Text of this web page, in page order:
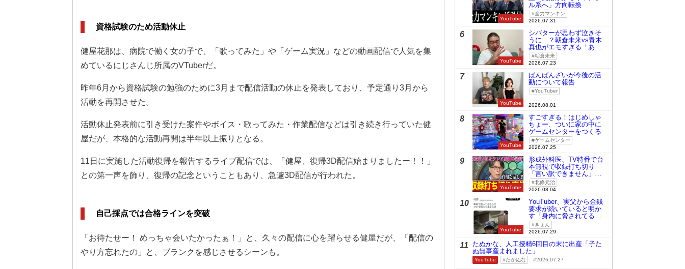
資格試験のため活動休止
健屋花那は、病院で働く女の子で、「歌ってみた」や「ゲーム実況」などの動画配信で人気を集
めているにじさんじ所属のVTuberだ。
昨年6月から資格試験の勉強のために3月まで配信活動の休止を発表しており、予定通り3月から
活動を再開させた。
活動休止発表前に引き受けた案件やボイス・歌ってみた・作業配信などは引き続き行っていた健
屋だが、本格的な活動再開は半年以上振りとなる。
11日に実施した活動復帰を報告するライブ配信では、「健屋、復帰3D配信始まりましたー！！」
との第一声を飾り、復帰の記念ということもあり、急遽3D配信が行われた。
自己採点では合格ラインを突破
「お待たせー！ めっちゃ会いたかったぁ！」と、久々の配信に心を躍らせる健屋だが、「配信の
やり方忘れたの」と、ブランクを感じさせるシーンも。
YouTube
ル系へ」方向転換
全力マンキン
2026.07.31
6
YouTube
シバターが思わず泣きそ
うに…？朝倉未来vs青木
真也がエモすぎる「あの
時の桜庭和志は今の青木
真也」
朝倉未来
2026.07.23
7
YouTube
ばんばんざいが今後の活
動について報告
YouTuber
2026.08.01
8
YouTube
すごすぎる！はじめしゃ
ちょー、ついに家の中に
ゲームセンターをつくる
ゲームセンター
2026.07.25
9
YouTube
形成外科医、TV特番で台
本無視で収録打ち切り
「言い訳できません」と
謝罪北條元治
2026.08.04
10
YouTube
YouTuber、実父から金銭
要求が続いていると明か
す「身内に脅されてる
の」きょん
2026.07.29
11
たぬかな、人工授精6回目の末に出産「子た
ぬ無事産まれました」
YouTube たかぬな 2026.07.27